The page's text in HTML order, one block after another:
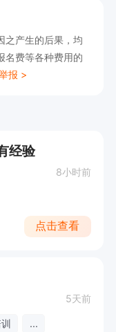
之产生的后果，均
名费等各种费用的
报 >
经验
8小时前
点击查看
5天前
...